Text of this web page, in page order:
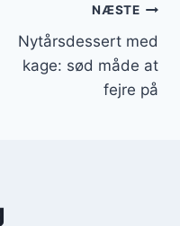
NÆSTE
Nytårsdessert med
kage: sød måde at
fejre på